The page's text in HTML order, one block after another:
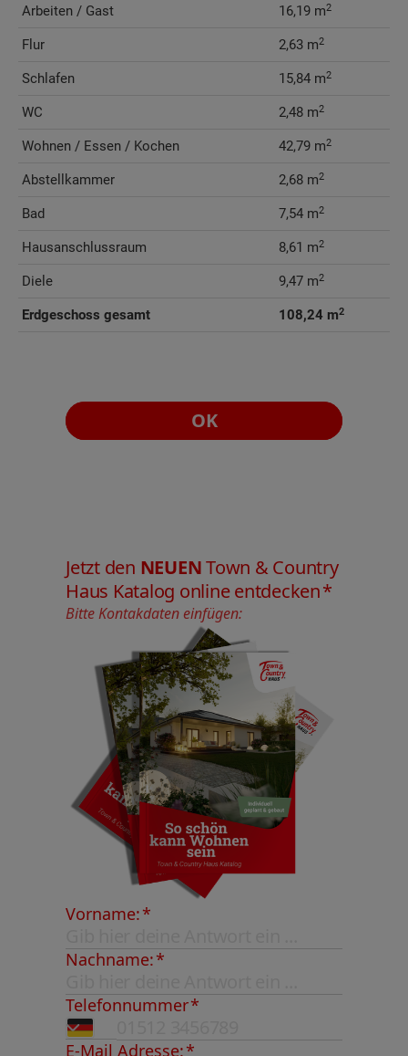
Arbeiten / Gast 16,19 m2
Flur 2,63 m2
Schlafen 15,84 m2
WC 2,48 m2
Wohnen / Essen / Kochen 42,79 m2
Abstellkammer 2,68 m2
Bad 7,54 m2
Hausanschlussraum 8,61 m2
Diele 9,47 m2
Erdgeschoss gesamt 108,24 m2